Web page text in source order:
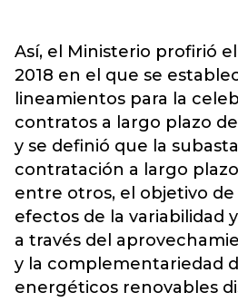
Así, el Ministerio profirió
2018 en el que se
lineamientos para la
contratos a largo plazo
y se definió que la
contratación a largo
entre otros, el objetivo de
efectos de la variabilidad
a través del
y la complementariedad
energéticos renovables